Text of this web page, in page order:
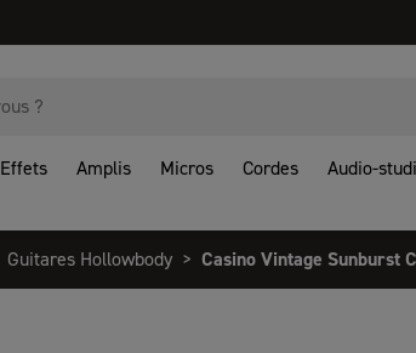
Effets Amplis Micros Cordes Audio-
Guitares Hollowbody Casino Vintage Sunburst